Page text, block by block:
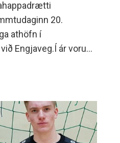
20.
athöfn í
Engjaveg.Í ár voru
í ár:.